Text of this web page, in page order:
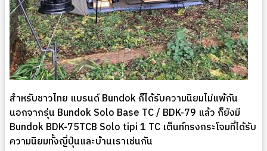
สำหรับชาวไทย แบรนด์ Bundok ก็ได้รับความนิยมไม่แพ้กัน
นอกจากรุ่น Bundok Solo Base TC / BDK-79 แล้ว ก็ยังมี
Bundok BDK-75TCB Solo tipi 1 TC เต็นท์ทรงกระโจมที่ได้รับ
ความนิยมทั้งญี่ปุ่นและบ้านเราเช่นกัน